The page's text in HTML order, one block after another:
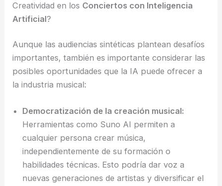
Creatividad en los Conciertos con Inteligencia
Artificial?
Aunque las audiencias sintéticas plantean desafíos
importantes, también es importante considerar las
posibles oportunidades que la IA puede ofrecer a
la industria musical:
Democratización de la creación musical:
Herramientas como Suno AI permiten a
cualquier persona crear música,
independientemente de su formación o
habilidades técnicas. Esto podría dar voz a
nuevas generaciones de artistas y diversificar el